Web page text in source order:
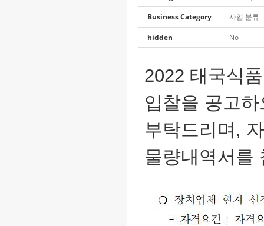
Business Category
사업 분류
hidden No
2022 태국식
입찰을 공고
부탁드리며,
물량내역서를